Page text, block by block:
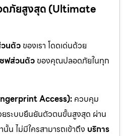
ดภัยสูงสุด (Ultimate
นตัว ของเรา โดดเด่นด้วย
ฟส่วนตัวของคุณปลอดภัยในทุก
Access): ควบคุม
ยระบบยืนยันตัวตนขั้นสูงสุด ผ่าน
น ไม่มีใครสามารถเข้าถึง บริการ